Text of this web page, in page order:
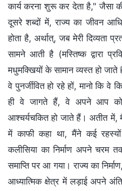
कार्य करना शुरू कर देता है," जैसा
दूसरे शब्दों में, राज्य का जीवन
होता है, अर्थात्, जब मेरी दिव्यता
सामने आती है (मस्तिष्क द्वारा
मधुमक्खियों के सामान व्यस्त हो जाते
वे पुनर्जीवित हो रहे हों, मानो कि
ही वे जागते हैं, वे अपने आप को
आश्चर्यचकित हो जाते हैं। अतीत
में काफी कहा था, मैंने कई
कलीसिया का निर्माण अपने चरम
समाप्ति पर आ गया। राज्य का
आध्यात्मिक क्षेत्र में लड़ाई अपने